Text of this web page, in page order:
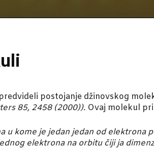
postojanje džinovskog
85, 2458 (2000)). Ovaj molekul
u kome je jedan jedan od
elektrona na orbitu čiji ja